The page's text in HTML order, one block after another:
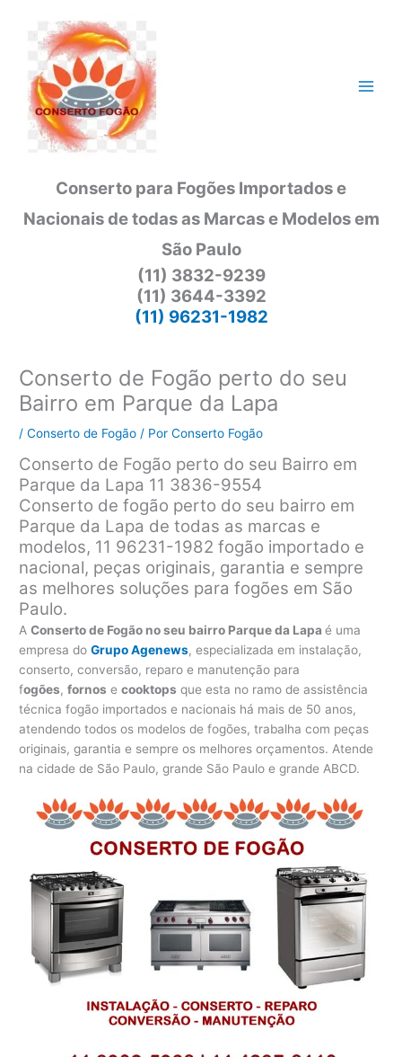
conteúdo
Conserto para Fogões Importados e
Nacionais de todas as Marcas e Modelos em
São Paulo
(11) 3832-9239
(11) 3644-3392
(11) 96231-1982
Conserto de Fogão perto do seu
Bairro em Parque da Lapa
/Conserto de Fogão / PorConserto Fogão
Conserto de Fogão perto do seu Bairro em
Parque da Lapa 11 3836-9554
Conserto de fogão perto do seu bairro em
Parque da Lapa de todas as marcas e
modelos, 11 96231-1982 fogão importado e
nacional, peças originais, garantia e sempre
as melhores soluções para fogões em São
Paulo.
AConserto de Fogão no seu bairro Parque da Lapaé uma
empresa doGrupo Agenews, especializada em instalação,
conserto, conversão, reparo e manutenção para
fogões,fornos ecooktops que esta no ramo de assistência
técnica fogão importados e nacionais há mais de 50 anos,
atendendo todos os modelos de fogões, trabalha com peças
originais, garantia e sempre os melhores orçamentos. Atende
na cidade de São Paulo, grande São Paulo e grande ABCD.